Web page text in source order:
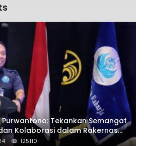
Purwantono: Tekankan Semangat
Kolaborasi dalam Rakernas
Jasa Raharja
125110